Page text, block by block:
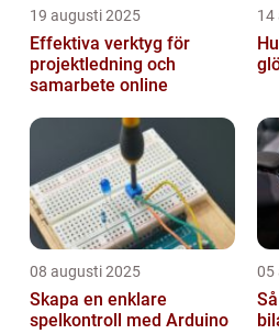
19 augusti 2025
Effektiva verktyg för
projektledning och
samarbete online
14
08 augusti 2025
Skapa en enklare
spelkontroll med Arduino
05